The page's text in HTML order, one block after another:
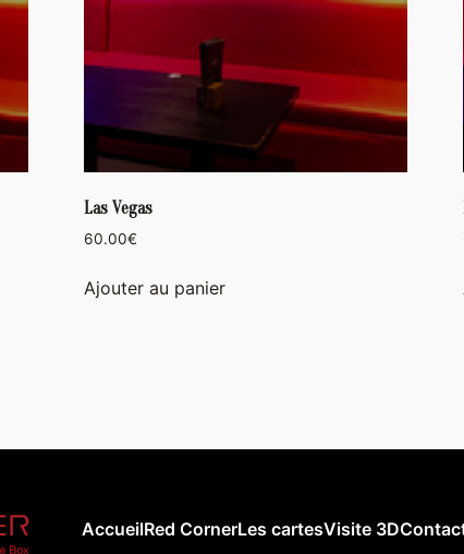
Las Vegas
60.00€
Ajouter au panier
AccueilRed CornerLes cartesVisite 3D